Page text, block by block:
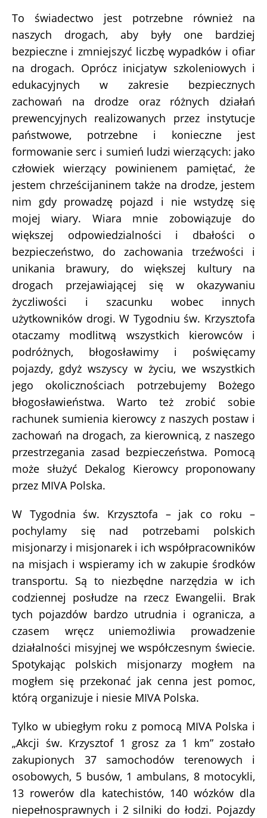
To świadectwo jest potrzebne również na
naszych drogach, aby były one bardziej
bezpieczne i zmniejszyć liczbę wypadków i ofiar
na drogach. Oprócz inicjatyw szkoleniowych i
edukacyjnych w zakresie bezpiecznych
zachowań na drodze oraz różnych działań
prewencyjnych realizowanych przez instytucje
państwowe, potrzebne i konieczne jest
formowanie serc i sumień ludzi wierzących: jako
człowiek wierzący powinienem pamiętać, że
jestem chrześcijaninem także na drodze, jestem
nim gdy prowadzę pojazd i nie wstydzę się
mojej wiary. Wiara mnie zobowiązuje do
większej odpowiedzialności i dbałości o
bezpieczeństwo, do zachowania trzeźwości i
unikania brawury, do większej kultury na
drogach przejawiającej się w okazywaniu
życzliwości i szacunku wobec innych
użytkowników drogi. W Tygodniu św. Krzysztofa
otaczamy modlitwą wszystkich kierowców i
podróżnych, błogosławimy i poświęcamy
pojazdy, gdyż wszyscy w życiu, we wszystkich
jego okolicznościach potrzebujemy Bożego
błogosławieństwa. Warto też zrobić sobie
rachunek sumienia kierowcy z naszych postaw i
zachowań na drogach, za kierownicą, z naszego
przestrzegania zasad bezpieczeństwa. Pomocą
może służyć Dekalog Kierowcy proponowany
przez MIVA Polska.
W Tygodnia św. Krzysztofa – jak co roku –
pochylamy się nad potrzebami polskich
misjonarzy i misjonarek i ich współpracowników
na misjach i wspieramy ich w zakupie środków
transportu. Są to niezbędne narzędzia w ich
codziennej posłudze na rzecz Ewangelii. Brak
tych pojazdów bardzo utrudnia i ogranicza, a
czasem wręcz uniemożliwia prowadzenie
działalności misyjnej we współczesnym świecie.
Spotykając polskich misjonarzy mogłem na
mogłem się przekonać jak cenna jest pomoc,
którą organizuje i niesie MIVA Polska.
Tylko w ubiegłym roku z pomocą MIVA Polska i
„Akcji św. Krzysztof 1 grosz za 1 km” zostało
zakupionych 37 samochodów terenowych i
osobowych, 5 busów, 1 ambulans, 8 motocykli,
13 rowerów dla katechistów, 140 wózków dla
niepełnosprawnych i 2 silniki do łodzi. Pojazdy